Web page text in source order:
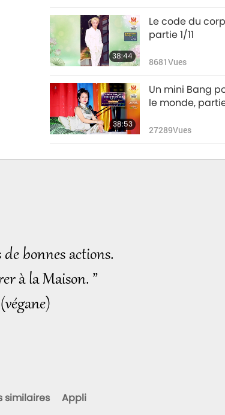
38:44
Le code du
partie 1/11
8681Vues
38:53
Un mini Bang
le monde,
27289Vues
de bonnes actions.
à la Maison. ”
similaires Appli